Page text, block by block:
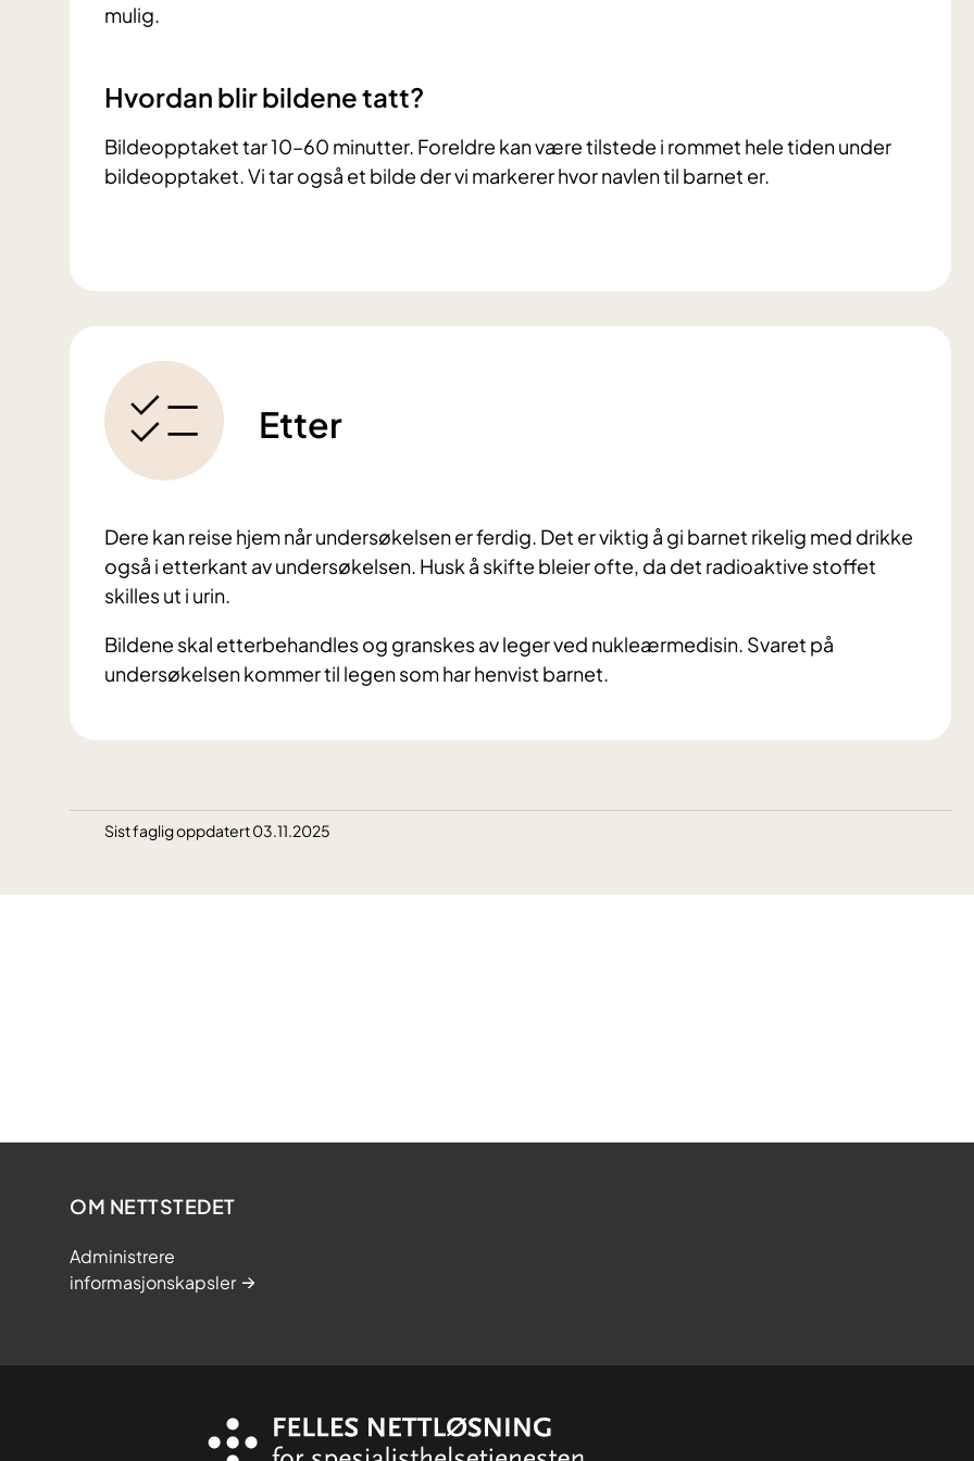
mulig.
Hvordan blir bildene tatt?
Bildeopptaket tar 10–60 minutter. Foreldre kan være tilstede i rommet hele tiden under
bildeopptaket. Vi tar også et bilde der vi markerer hvor navlen til barnet er.
Etter
Dere kan reise hjem når undersøkelsen er ferdig. Det er viktig å gi barnet rikelig med drikke
også i etterkant av undersøkelsen. Husk å skifte bleier ofte, da det radioaktive stoffet
skilles ut i urin.
Bildene skal etterbehandles og granskes av leger ved nukleærmedisin. Svaret på
undersøkelsen kommer til legen som har henvist barnet.
Sist faglig oppdatert 03.11.2025
OM NETTSTEDET
Administrere
informasjonskapsler